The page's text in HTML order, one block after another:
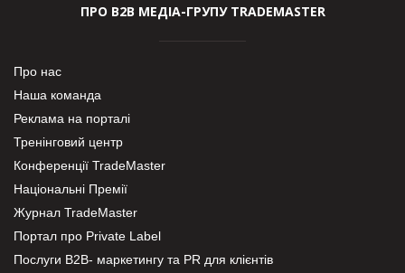
ПРО В2В МЕДІА-ГРУПУ TRADEMASTER
Про нас
Наша команда
Реклама на порталі
Тренінговий центр
Конференції TradeMaster
Національні Премії
Журнал TradeMaster
Портал про Private Label
Послуги В2В- маркетингу та PR для клієнтів